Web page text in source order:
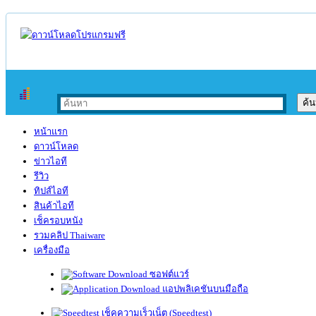
หน้าแรก
ดาวน์โหลด
ข่าวไอที
รีวิว
ทิปส์ไอที
สินค้าไอที
เช็ครอบหนัง
รวมคลิป Thaiware
เครื่องมือ
ซอฟต์แวร์
แอปพลิเคชันบนมือถือ
เช็คความเร็วเน็ต (Speedtest)